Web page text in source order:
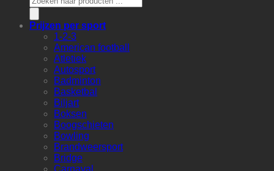
Prijzen per sport
1-2-3
American football
Atletiek
Autosport
Badminton
Basketbal
Biljart
Boksen
Boogschieten
Bowling
Brandweersport
Bridge
Carnaval